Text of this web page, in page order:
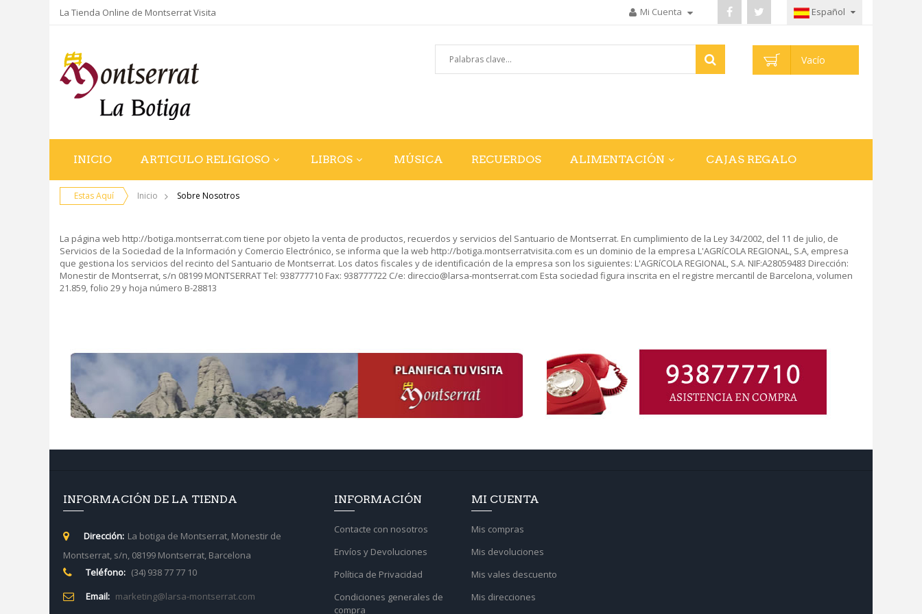
La Tienda Online de Montserrat Visita Mi Cuenta Español
Vacío
INICIO ARTICULO RELIGIOSO LIBROS MÚSICA RECUERDOS ALIMENTACIÓN CAJAS REGALO
Estas Aquí Inicio Sobre Nosotros
La página web http://botiga.montserrat.com tiene por objeto la venta de productos, recuerdos y servicios del Santuario de Montserrat. En cumplimiento de la Ley 34/2002, del 11 de julio, de
Servicios de la Sociedad de la Información y Comercio Electrónico, se informa que la web http://botiga.montserratvisita.com es un dominio de la empresa L'AGRíCOLA REGIONAL, S.A, empresa
que gestiona los servicios del recinto del Santuario de Montserrat. Los datos fiscales y de identificación de la empresa son los siguientes: L'AGRíCOLA REGIONAL, S.A. NIF:A28059483 Dirección:
Monestir de Montserrat, s/n 08199 MONTSERRAT Tel: 938777710 Fax: 938777722 C/e: direccio@larsa-montserrat.com Esta sociedad figura inscrita en el registre mercantil de Barcelona, volumen
21.859, folio 29 y hoja número B-28813
INFORMACIÓN DE LA TIENDA
Dirección: La botiga de Montserrat, Monestir de
Montserrat, s/n, 08199 Montserrat, Barcelona
Teléfono: (34) 938 77 77 10
Email: marketing@larsa-montserrat.com
INFORMACIÓN
Contacte con nosotros
Envíos y Devoluciones
Política de Privacidad
Condiciones generales de
compra
MI CUENTA
Mis compras
Mis devoluciones
Mis vales descuento
Mis direcciones